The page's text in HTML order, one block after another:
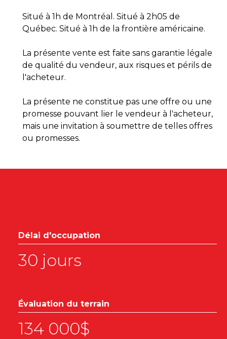
Situé à 1h de Montréal. Situé à 2h05 de
Québec. Situé à 1h de la frontière américaine.
La présente vente est faite sans garantie légale
de qualité du vendeur, aux risques et périls de
l'acheteur.
La présente ne constitue pas une offre ou une
promesse pouvant lier le vendeur à l'acheteur,
mais une invitation à soumettre de telles offres
ou promesses.
Délai d'occupation
30 jours
Évaluation du terrain
134 000$